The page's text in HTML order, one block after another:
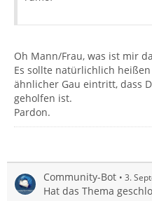
Oh Mann/Frau, was ist mir
Es sollte natürlichlich
ähnlicher Gau eintritt, dass
geholfen ist.
Pardon.
Community-Bot 3.
Hat das Thema